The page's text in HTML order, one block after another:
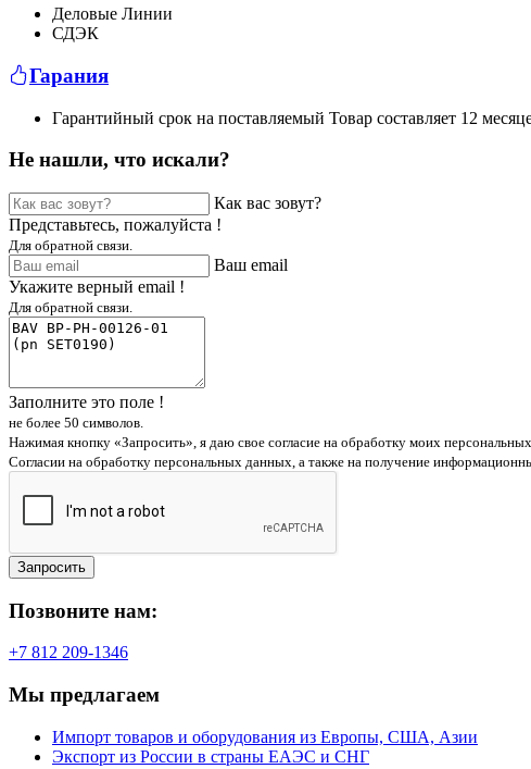
Деловые Линии
СДЭК
Гарания
Гарантийный срок на поставляемый Товар составляет 12
Не нашли, что искали?
Как вас зовут?
Представьтесь, пожалуйста !
Для обратной связи.
Ваш email
Укажите верный email !
Для обратной связи.
Заполните это поле !
не более 50 символов.
Нажимая кнопку «Запросить», я даю свое согласие на обработку моих
Согласии на обработку персональных данных, а также на получение
Запросить
Позвоните нам:
+7 812 209-1346
Мы предлагаем
Импорт товаров и оборудования из Европы, США, Азии
Экспорт из России в страны ЕАЭС и СНГ